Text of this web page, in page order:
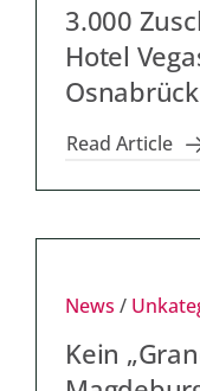
3.000
Hotel
Osnabrück
Read Article
News /
Kein